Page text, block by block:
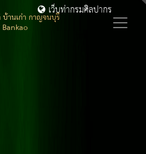
านเก่า กาญจนบุรีเว็บท่ากรมศิลปากร